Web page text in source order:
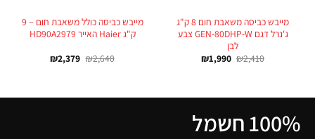
מייבש כביסה משאבת חום 8 ק"ג
ג'נרל דגם GEN-80DHP-W צבע
לבן
₪2,410
₪1,990
מייבש כביסה כולל משאבת חום – 9
ק"ג Haier האייר HD90A2979
₪2,640
₪2,379
100% חשמל